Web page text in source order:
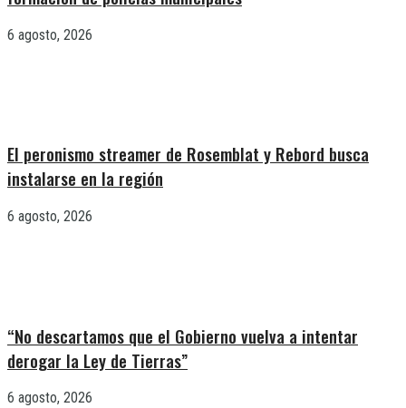
6 agosto, 2026
El peronismo streamer de Rosemblat y Rebord busca
instalarse en la región
6 agosto, 2026
“No descartamos que el Gobierno vuelva a intentar
derogar la Ley de Tierras”
6 agosto, 2026